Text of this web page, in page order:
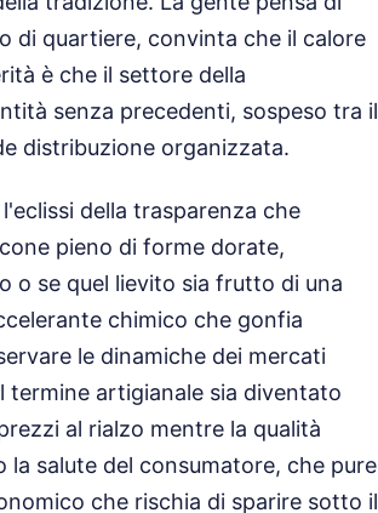
di quartiere, convinta che il calore
è che il settore della
senza precedenti, sospeso tra il
distribuzione organizzata.
della trasparenza che
pieno di forme dorate,
o se quel lievito sia frutto di una
chimico che gonfia
le dinamiche dei mercati
termine artigianale sia diventato
al rialzo mentre la qualità
la salute del consumatore, che pure
che rischia di sparire sotto il